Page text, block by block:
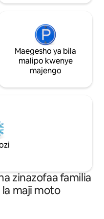
Maegesho ya bila
malipo kwenye
majengo
zinazofaa familia
la maji moto